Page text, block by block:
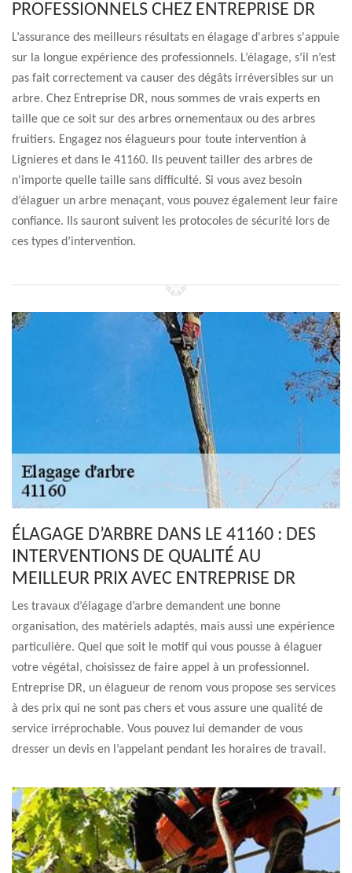
PROFESSIONNELS CHEZ ENTREPRISE DR
L’assurance des meilleurs résultats en élagage d'arbres s'appuie
sur la longue expérience des professionnels. L’élagage, s’il n’est
pas fait correctement va causer des dégâts irréversibles sur un
arbre. Chez Entreprise DR, nous sommes de vrais experts en
taille que ce soit sur des arbres ornementaux ou des arbres
fruitiers. Engagez nos élagueurs pour toute intervention à
Lignieres et dans le 41160. Ils peuvent tailler des arbres de
n'importe quelle taille sans difficulté. Si vous avez besoin
d’élaguer un arbre menaçant, vous pouvez également leur faire
confiance. Ils sauront suivent les protocoles de sécurité lors de
ces types d’intervention.
ÉLAGAGE D’ARBRE DANS LE 41160 : DES
INTERVENTIONS DE QUALITÉ AU
MEILLEUR PRIX AVEC ENTREPRISE DR
Les travaux d’élagage d’arbre demandent une bonne
organisation, des matériels adaptés, mais aussi une expérience
particulière. Quel que soit le motif qui vous pousse à élaguer
votre végétal, choisissez de faire appel à un professionnel.
Entreprise DR, un élagueur de renom vous propose ses services
à des prix qui ne sont pas chers et vous assure une qualité de
service irréprochable. Vous pouvez lui demander de vous
dresser un devis en l’appelant pendant les horaires de travail.